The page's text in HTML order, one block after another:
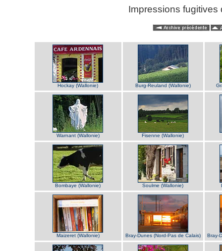
Impressions
Hockay (Wallonie) Burg-Reuland (Wallonie)
Warnant (Wallonie) Fisenne (Wallonie)
Bombaye (Wallonie) Soulme (Wallonie)
Maizeret (Wallonie) Bray-Dunes (Nord-Pas de Calais) Bray-